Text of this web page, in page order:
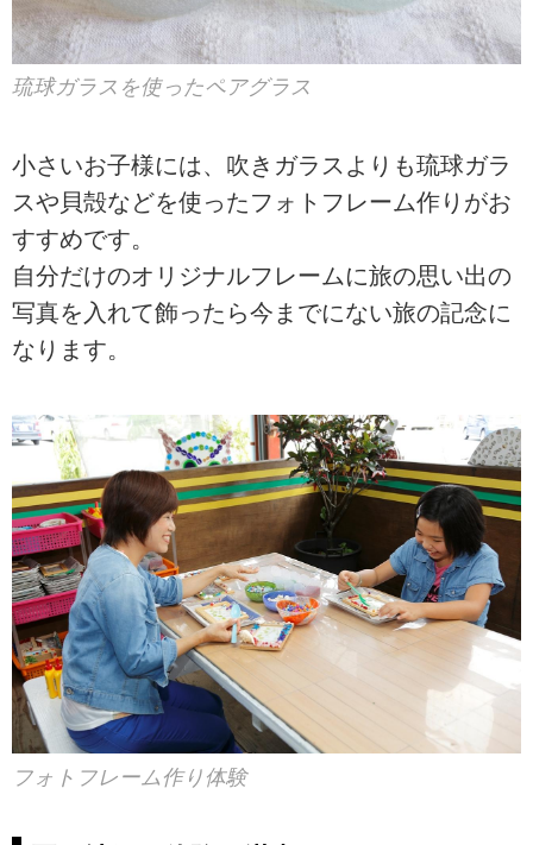
琉球ガラスを使ったペアグラス
小さいお子様には、吹きガラスよりも琉球ガラ
スや貝殻などを使ったフォトフレーム作りがお
すすめです。
自分だけのオリジナルフレームに旅の思い出の
写真を入れて飾ったら今までにない旅の記念に
なります。
フォトフレーム作り体験